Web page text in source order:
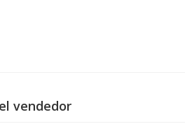
vendedor